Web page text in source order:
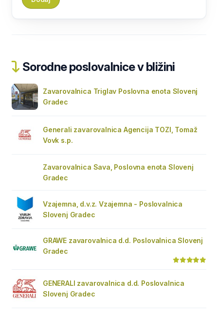
Sorodne poslovalnice v bližini
Zavarovalnica Triglav Poslovna enota Slovenj
Gradec
Generali zavarovalnica Agencija TOZI, Tomaž
Vovk s.p.
Zavarovalnica Sava, Poslovna enota Slovenj
Gradec
Vzajemna, d.v.z. Vzajemna - Poslovalnica
Slovenj Gradec
GRAWE zavarovalnica d.d. Poslovalnica Slovenj
Gradec
GENERALI zavarovalnica d.d. Poslovalnica
Slovenj Gradec